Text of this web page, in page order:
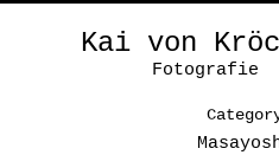
Kai von
Fotografie